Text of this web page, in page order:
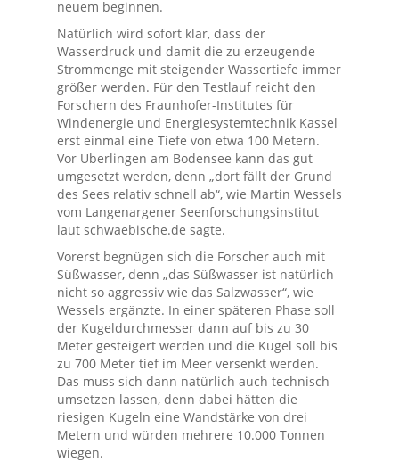
neuem beginnen.
Natürlich wird sofort klar, dass der
Wasserdruck und damit die zu erzeugende
Strommenge mit steigender Wassertiefe immer
größer werden. Für den Testlauf reicht den
Forschern des Fraunhofer-Institutes für
Windenergie und Energiesystemtechnik Kassel
erst einmal eine Tiefe von etwa 100 Metern.
Vor Überlingen am Bodensee kann das gut
umgesetzt werden, denn „dort fällt der Grund
des Sees relativ schnell ab“, wie Martin Wessels
vom Langenargener Seenforschungsinstitut
laut schwaebische.de sagte.
Vorerst begnügen sich die Forscher auch mit
Süßwasser, denn „das Süßwasser ist natürlich
nicht so aggressiv wie das Salzwasser“, wie
Wessels ergänzte. In einer späteren Phase soll
der Kugeldurchmesser dann auf bis zu 30
Meter gesteigert werden und die Kugel soll bis
zu 700 Meter tief im Meer versenkt werden.
Das muss sich dann natürlich auch technisch
umsetzen lassen, denn dabei hätten die
riesigen Kugeln eine Wandstärke von drei
Metern und würden mehrere 10.000 Tonnen
wiegen.